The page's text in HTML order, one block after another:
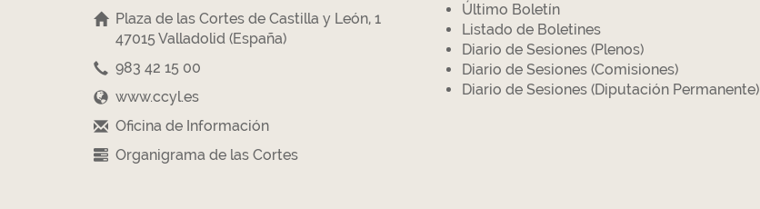
Plaza de las Cortes de Castilla y León, 1
47015 Valladolid (España)
983 42 15 00
www.ccyl.es
Oficina de Información
Organigrama de las Cortes
Último Boletín
Listado de Boletines
Diario de Sesiones (Plenos)
Diario de Sesiones (Comisiones)
Diario de Sesiones (Diputación Permanente)